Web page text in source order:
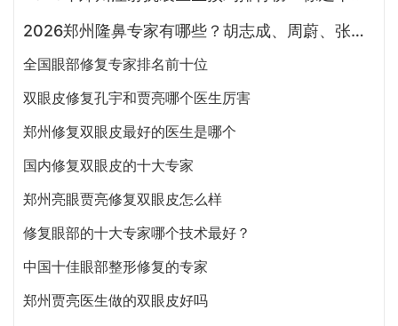
2026郑州隆鼻专家有哪些？胡志成、周蔚、张海洋、王启立、张鹏、李冰谁做鼻子更好？
全国眼部修复专家排名前十位
双眼皮修复孔宇和贾亮哪个医生厉害
郑州修复双眼皮最好的医生是哪个
国内修复双眼皮的十大专家
郑州亮眼贾亮修复双眼皮怎么样
修复眼部的十大专家哪个技术最好？
中国十佳眼部整形修复的专家
郑州贾亮医生做的双眼皮好吗